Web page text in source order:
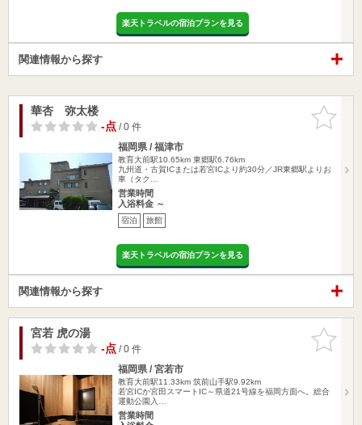
楽天トラベルの宿泊プランを見る
関連情報から探す
お気に入
りに追加
華杏 弥太楼
-点/ 0 件
福岡県 / 福津市
教育大前駅10.65km 東郷駅6.76km
九州道・古賀ICまたは若宮ICより約30分／JR東郷駅よりお
車（タク…
営業時間
入浴料金 ～
宿泊 旅館
楽天トラベルの宿泊プランを見る
関連情報から探す
お気に入
りに追加
宮若 虎の湯
-点/ 0 件
福岡県 / 宮若市
教育大前駅11.33km 筑前山手駅9.92km
若宮ICか宮田スマートIC～県道21号線を福岡方面へ。総合
運動公園入…
営業時間